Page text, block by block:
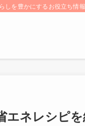
を豊かにするお役立ち情
エネレシピ